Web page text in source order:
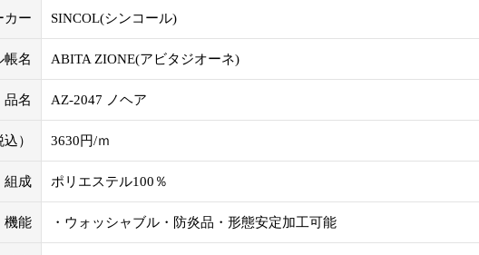
カー SINCOL(シンコール)
帳名 ABITA ZIONE(アビタジオーネ)
品名 AZ-2047 ノヘア
） 3630円/ｍ
組成 ポリエステル100％
機能 ・ウォッシャブル・防炎品・形態安定加工可能